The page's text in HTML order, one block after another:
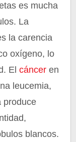
es mucha
La
la carencia
oxígeno, lo
Elcáncer en
leucemia,
produce
blancos.